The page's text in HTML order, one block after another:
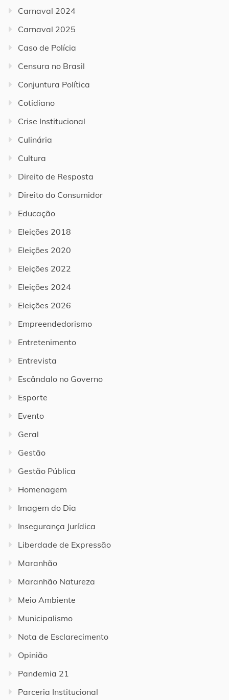
Carnaval 2024
Carnaval 2025
Caso de Polícia
Censura no Brasil
Conjuntura Política
Cotidiano
Crise Institucional
Culinária
Cultura
Direito de Resposta
Direito do Consumidor
Educação
Eleições 2018
Eleições 2020
Eleições 2022
Eleições 2024
Eleições 2026
Empreendedorismo
Entretenimento
Entrevista
Escândalo no Governo
Esporte
Evento
Geral
Gestão
Gestão Pública
Homenagem
Imagem do Dia
Insegurança Jurídica
Liberdade de Expressão
Maranhão
Maranhão Natureza
Meio Ambiente
Municipalismo
Nota de Esclarecimento
Opinião
Pandemia 21
Parceria Institucional